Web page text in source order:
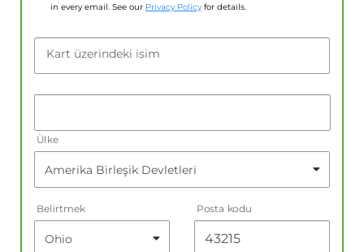
in every email. See our Privacy Policy for details.
Kart üzerindeki isim
Ülke
Belirtmek Posta kodu